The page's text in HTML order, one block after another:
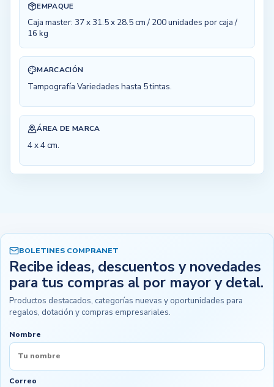
EMPAQUE
Caja master: 37 x 31.5 x 28.5 cm / 200 unidades por caja /
16 kg
MARCACIÓN
Tampografía Variedades hasta 5 tintas.
ÁREA DE MARCA
4 x 4 cm.
BOLETINES COMPRANET
Recibe ideas, descuentos y novedades
para tus compras al por mayor y detal.
Productos destacados, categorías nuevas y oportunidades para
regalos, dotación y compras empresariales.
Nombre
Correo